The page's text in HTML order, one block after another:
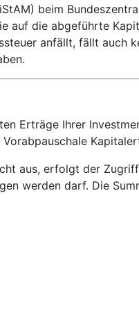
beim
auf die abgeführte
anfällt, fällt auch
Erträge Ihrer
aus, erfolgt der
werden darf. Die